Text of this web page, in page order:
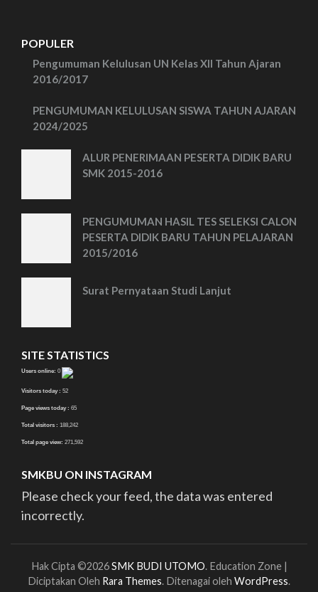
POPULER
Pengumuman Kelulusan UN Kelas XII Tahun Ajaran
2016/2017
PENGUMUMAN KELULUSAN SISWA TAHUN AJARAN
2024/2025
ALUR PENERIMAAN PESERTA DIDIK BARU
SMK 2015-2016
PENGUMUMAN HASIL TES SELEKSI CALON
PESERTA DIDIK BARU TAHUN PELAJARAN
2015/2016
Surat Pernyataan Studi Lanjut
SITE STATISTICS
Users online: 0
Visitors today : 52
Page views today : 65
Total visitors : 188,242
Total page view: 271,592
SMKBU ON INSTAGRAM
Please check your feed, the data was entered
incorrectly.
Hak Cipta ©2026SMK BUDI UTOMO. Education Zone |
Diciptakan Oleh Rara Themes. Ditenagai oleh WordPress.